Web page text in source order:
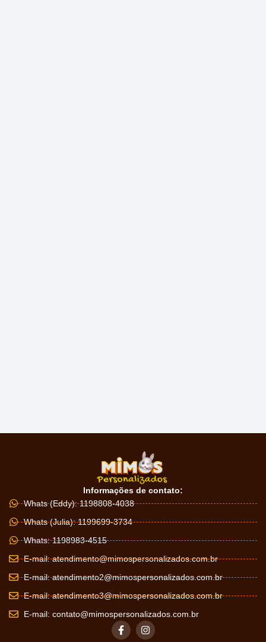
Informações de contato:
Whats (Eddy): 1198808-4038
Whats (Julia): 1199699-3734
Whats: 1198983-4515
E-mail:atendimento@mimospersonalizados.com.br
E-mail:atendimento2@mimospersonalizados.com.br
E-mail:atendimento3@mimospersonalizados.com.br
E-mail: contato@mimospersonalizados.com.br